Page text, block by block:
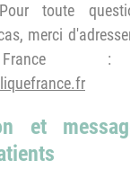
toute
merci
et